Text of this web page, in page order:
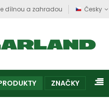
dílnou a zahradou Česky
ZNAČKY